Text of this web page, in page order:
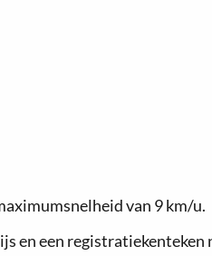
van 9 km/u.
en een registratiekenteken